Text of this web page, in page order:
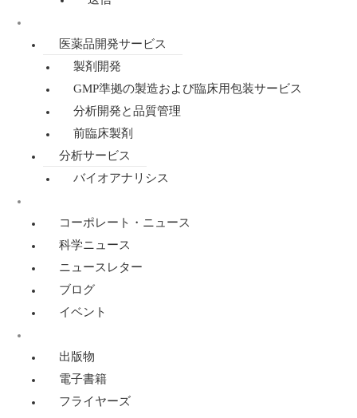
医薬品開発サービス
製剤開発
GMP準拠の製造および臨床用包装サービス
分析開発と品質管理
前臨床製剤
分析サービス
バイオアナリシス
コーポレート・ニュース
科学ニュース
ニュースレター
ブログ
イベント
出版物
電子書籍
フライヤーズ